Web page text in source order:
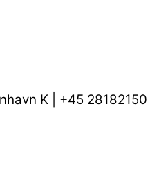
K | +45 28182150